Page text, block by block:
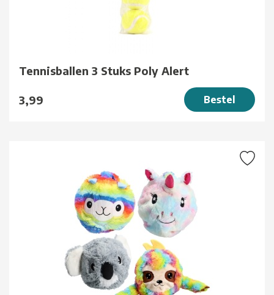
Tennisballen 3 Stuks Poly Alert
3,99 Bestel